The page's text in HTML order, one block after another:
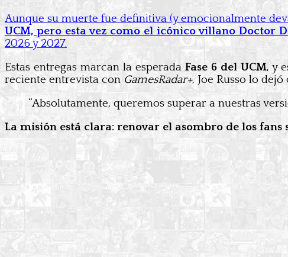
Aunque su muerte fue definitiva (y emocionalmente
UCM, pero esta vez como el icónico villano Doctor
2026 y 2027.
Estas entregas marcan la esperadaFase 6 del UCM, y
reciente entrevista con GamesRadar+, Joe Russo lo dejó
“Absolutamente, queremos superar a nuestras
La misión está clara: renovar el asombro de los